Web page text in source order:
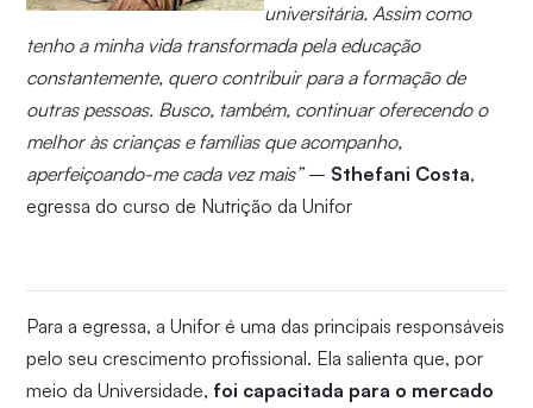
universitária. Assim como
tenho a minha vida transformada pela educação
constantemente, quero contribuir para a formação de
outras pessoas. Busco, também, continuar oferecendo o
melhor às crianças e famílias que acompanho,
aperfeiçoando-me cada vez mais”– Sthefani Costa,
egressa do curso de Nutrição da Unifor
Para a egressa, a Unifor é uma das principais responsáveis
pelo seu crescimento profissional. Ela salienta que, por
meio da Universidade, foi capacitada para o mercado